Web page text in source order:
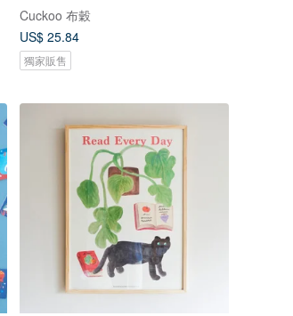
Cuckoo 布穀
US$ 25.84
獨家販售